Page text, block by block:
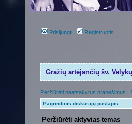
Prisijungti Registruotis
Gražių artėjančių šv.
Peržiūrėti neatsakytus pranešimus |
Pagrindinis diskusijų puslapis
Peržiūrėti aktyvias temas